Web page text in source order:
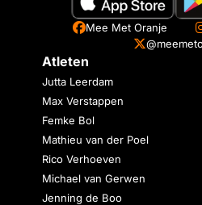
Mee Met Oranje
Atleten
Jutta Leerdam
Max Verstappen
Femke Bol
Mathieu van der Poel
Rico Verhoeven
Michael van Gerwen
Jenning de Boo